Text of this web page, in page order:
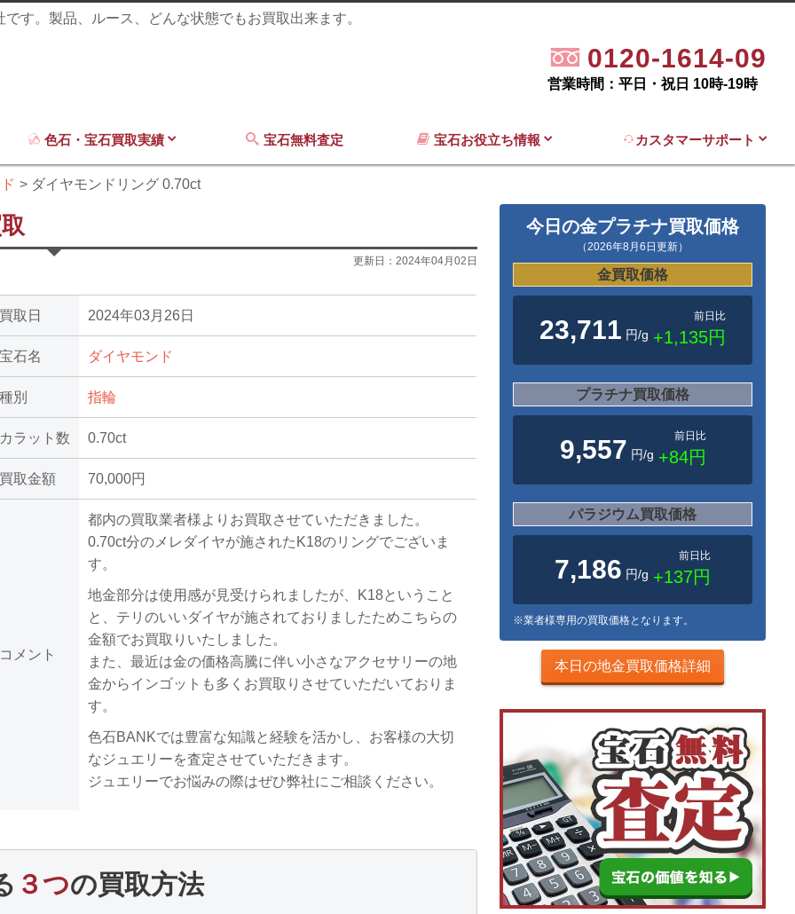
す。製品、ルース、どんな状態でもお買取出来ます。
0120-1614-09
営業時間：平日・祝日 10時-19時
色石・宝石買取実績 宝石無料査定 宝石お役立ち情報 カスタマーサポート
ダイヤモンドリング 0.70ct
更新日： 2024年04月02日
買取日 2024年03月26日
宝石名 ダイヤモンド
種別 指輪
カラット数 0.70ct
買取金額 70,000円
コメント
都内の買取業者様よりお買取させていただきました。
0.70ct分のメレダイヤが施されたK18のリングでございま
す。
地金部分は使用感が見受けられましたが、K18ということ
と、テリのいいダイヤが施されておりましたためこちらの
金額でお買取りいたしました。
また、最近は金の価格高騰に伴い小さなアクセサリーの地
金からインゴットも多くお買取りさせていただいておりま
す。
色石BANKでは豊富な知識と経験を活かし、お客様の大切
なジュエリーを査定させていただきます。
ジュエリーでお悩みの際はぜひ弊社にご相談ください。
３つの買取方法
今日の金プラチナ買取価格
（2026年8月6日更新）
金買取価格
23,711 円/g
前日比
+1,135円
プラチナ買取価格
9,557 円/g
前日比
+84円
パラジウム買取価格
7,186 円/g
前日比
+137円
※業者様専用の買取価格となります。
本日の地金買取価格詳細